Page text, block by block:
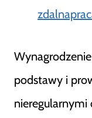
podstawy i
nieregularnymi